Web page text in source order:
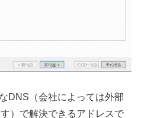
DNS（会社によっては外部
）で解決できるアドレスで